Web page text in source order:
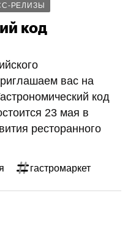
РЕЛИЗЫ
код
вас на
код
23 мая в
ресторанного
гастромаркет